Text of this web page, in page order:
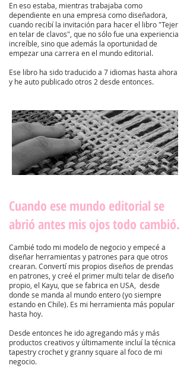
En eso estaba, mientras trabajaba como
dependiente en una empresa como diseñadora,
cuando recibí la invitación para hacer el libro "Tejer
en telar de clavos", que no sólo fue una experiencia
increíble, sino que además la oportunidad de
empezar una carrera en el mundo editorial.
Ese libro ha sido traducido a 7 idiomas hasta ahora
y he auto publicado otros 2 desde entonces.
Cuando ese mundo editorial se
abrió antes mis ojos todo cambió.
Cambié todo mi modelo de negocio y empecé a
diseñar herramientas y patrones para que otros
crearan. Convertí mis propios diseños de prendas
en patrones, y creé el primer multi telar de diseño
propio, el Kayu, que se fabrica en USA, desde
donde se manda al mundo entero (yo siempre
estando en Chile). Es mi herramienta más popular
hasta hoy.
Desde entonces he ido agregando más y más
productos creativos y últimamente incluí la técnica
tapestry crochet y granny square al foco de mi
negocio.